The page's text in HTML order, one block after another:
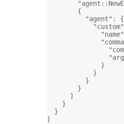
{
"agent" : {
"custom"
"name"
}
}
}
}
]
}
}
]